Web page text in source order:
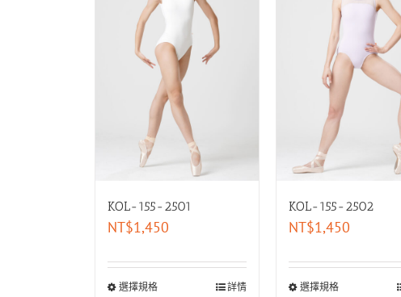
KOL-155-2501
NT$1,450
選擇規格 詳情
KOL-155-2502
NT$1,450
選擇規格